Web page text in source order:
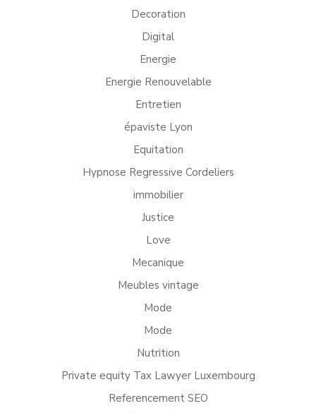
Decoration
Digital
Energie
Energie Renouvelable
Entretien
épaviste Lyon
Equitation
Hypnose Regressive Cordeliers
immobilier
Justice
Love
Mecanique
Meubles vintage
Mode
Mode
Nutrition
Private equity Tax Lawyer Luxembourg
Referencement SEO